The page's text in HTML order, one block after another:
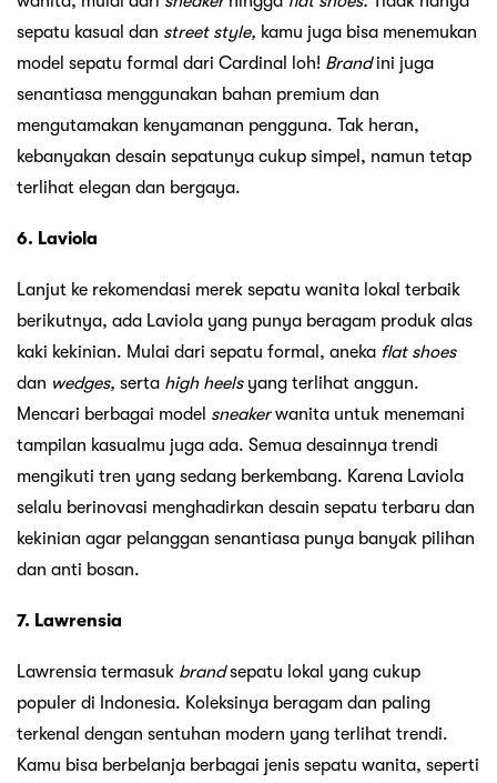
sepatu kasual dan street style, kamu juga bisa menemukan
model sepatu formal dari Cardinal loh! Brandini juga
senantiasa menggunakan bahan premium dan
mengutamakan kenyamanan pengguna. Tak heran,
kebanyakan desain sepatunya cukup simpel, namun tetap
terlihat elegan dan bergaya.
6. Laviola
Lanjut ke rekomendasi merek sepatu wanita lokal terbaik
berikutnya, ada Laviola yang punya beragam produk alas
kaki kekinian. Mulai dari sepatu formal, aneka flat shoes
dan wedges, serta high heels yang terlihat anggun.
Mencari berbagai model sneakerwanita untuk menemani
tampilan kasualmu juga ada. Semua desainnya trendi
mengikuti tren yang sedang berkembang. Karena Laviola
selalu berinovasi menghadirkan desain sepatu terbaru dan
kekinian agar pelanggan senantiasa punya banyak pilihan
dan anti bosan.
7. Lawrensia
Lawrensia termasuk brandsepatu lokal yang cukup
populer di Indonesia. Koleksinya beragam dan paling
terkenal dengan sentuhan modern yang terlihat trendi.
Kamu bisa berbelanja berbagai jenis sepatu wanita, seperti